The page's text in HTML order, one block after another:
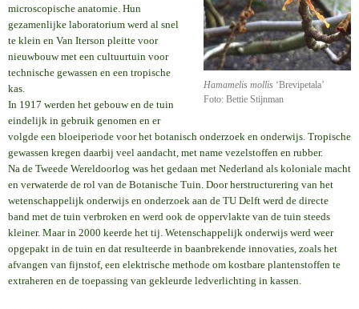
Hamamelis mollis ‘Brevipetala’
Foto: Bettie Stijnman
microscopische anatomie. Hun
gezamenlijke laboratorium werd al snel
te klein en Van Iterson pleitte voor
nieuwbouw met een cultuurtuin voor
technische gewassen en een tropische
kas.
In 1917 werden het gebouw en de tuin
eindelijk in gebruik genomen en er
volgde een bloeiperiode voor het botanisch onderzoek en onderwijs. Tropische
gewassen kregen daarbij veel aandacht, met name vezelstoffen en rubber.
Na de Tweede Wereldoorlog was het gedaan met Nederland als koloniale macht
en verwaterde de rol van de Botanische Tuin. Door herstructurering van het
wetenschappelijk onderwijs en onderzoek aan de TU Delft werd de directe
band met de tuin verbroken en werd ook de oppervlakte van de tuin steeds
kleiner. Maar in 2000 keerde het tij. Wetenschappelijk onderwijs werd weer
opgepakt in de tuin en dat resulteerde in baanbrekende innovaties, zoals het
afvangen van fijnstof, een elektrische methode om kostbare plantenstoffen te
extraheren en de toepassing van gekleurde ledverlichting in kassen.